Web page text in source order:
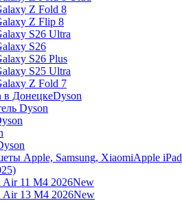
Z Fold 8
Z Flip 8
S26 Ultra
S26
S26 Plus
S25 Ultra
Z Fold 7
Dyson
Dyson
Apple iPad
Air 11 M4 2026New
Air 13 M4 2026New